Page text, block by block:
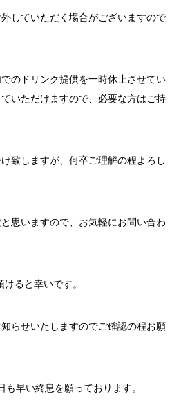
していただく場合がございますので
のドリンク提供を一時休止させてい
いただけますので、必要な方はご持
致しますが、何卒ご理解の程よろし
思いますので、お気軽にお問い合わ
けると幸いです。
らせいたしますのでご確認の程お願
も早い終息を願っております。